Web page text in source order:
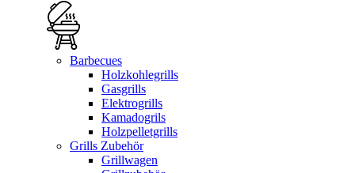
Barbecues
Holzkohlegrills
Gasgrills
Elektrogrills
Kamadogrils
Holzpelletgrills
Grills Zubehör
Grillwagen